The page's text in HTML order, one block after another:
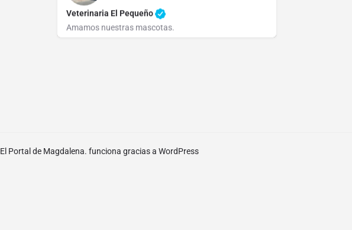
Veterinaria El Pequeño
Amamos nuestras mascotas.
El Portal de Magdalena. funciona gracias a WordPress